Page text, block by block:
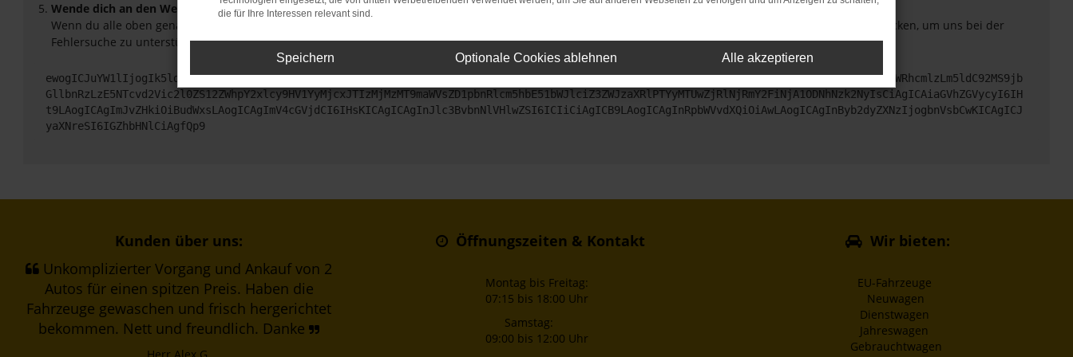
Wende dich an den Webseitenbetreiber.
Wenn du alle oben genannten Schritte versucht hast, kontaktiere uns bitte. Wir werden versuchen, das Problem zu beheben. Du kannst uns diesen Text schicken, um uns bei der
Fehlersuche zu unterstützen:
ewogICJuYW1lIjogIk5ldHdvcmtFcnJvciIsCiAgImNvbmZpZyI6IHsKICAgICJtZXRob2QiOiAiR0VUIiwKICAgICJ1cmwiOiAiaHR0cHM6Ly9hcGkueC5ha3MtcHJvZC5hdWRhcmlzLm5ldC92MS9jb
GllbnRzLzE5NTcvd2Vic2l0ZS12ZWhpY2xlcy9HV1YyMjcxJTIzMjMzMT9maWVsZD1pbnRlcm5hbE51bWJlciZ3ZWJzaXRlPTYyMTUwZjRlNjRmY2FiNjA1ODNhNzk2NyIsCiAgICAiaGVhZGVycyI6IH
t9LAogICAgImJvZHkiOiBudWxsLAogICAgImV4cGVjdCI6IHsKICAgICAgInJlc3BvbnNlVHlwZSI6ICIiCiAgICB9LAogICAgInRpbWVvdXQiOiAwLAogICAgInByb2dyZXNzIjogbnVsbCwKICAgICJ
yaXNreSI6IGZhbHNlCiAgfQp9
Kunden über uns:
Unkomplizierter Vorgang und Ankauf von 2
Autos für einen spitzen Preis. Haben die
Fahrzeuge gewaschen und frisch hergerichtet
bekommen. Nett und freundlich. Danke
Öffnungszeiten & Kontakt
Montag bis Freitag:
07:15 bis 18:00 Uhr
Samstag:
09:00 bis 12:00 Uhr
Wir bieten:
EU-Fahrzeuge
Neuwagen
Dienstwagen
Jahreswagen
Gebrauchtwagen
die für Ihre Interessen relevant sind.
Speichern Optionale Cookies ablehnen Alle akzeptieren